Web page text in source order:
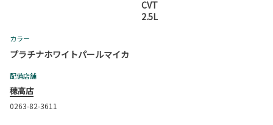
CVT
2.5L
カラー
プラチナホワイトパールマイカ
配備店舗
穂高店
0263-82-3611